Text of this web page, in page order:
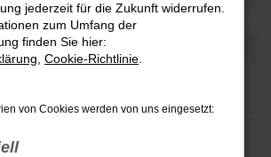
jederzeit für die Zukunft widerrufen.
zum Umfang der
finden Sie hier:
Cookie-Richtlinie
von Cookies werden von uns eingesetzt: